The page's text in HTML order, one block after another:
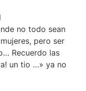
no todo sean
pero ser
Recuerdo las
un tio …» ya no